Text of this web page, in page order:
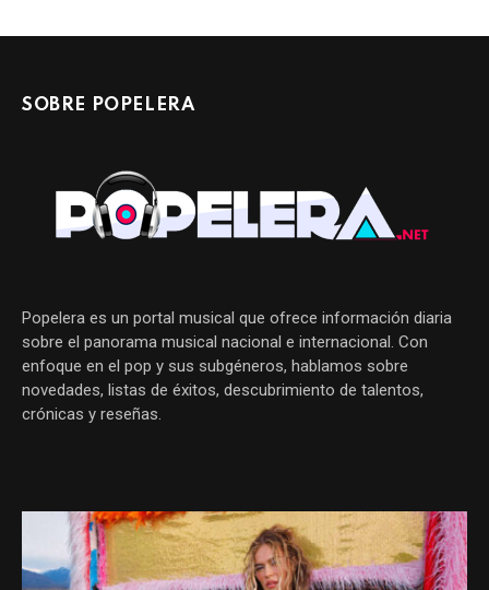
SOBRE POPELERA
Popelera es un portal musical que ofrece información diaria
sobre el panorama musical nacional e internacional. Con
enfoque en el pop y sus subgéneros, hablamos sobre
novedades, listas de éxitos, descubrimiento de talentos,
crónicas y reseñas.